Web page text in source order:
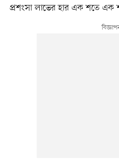
প্রশংসা লাভের হার এক শতে এক